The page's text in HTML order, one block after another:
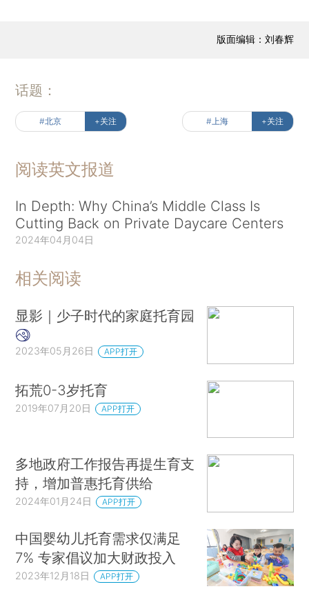
版面编辑：刘春辉
话题：
#北京 +关注 #上海 +关注
阅读英文报道
In Depth: Why China’s Middle Class Is
Cutting Back on Private Daycare Centers
2024年04月04日
相关阅读
显影｜少子时代的家庭托育园
2023年05月26日 APP打开
拓荒0-3岁托育
2019年07月20日 APP打开
多地政府工作报告再提生育支
持，增加普惠托育供给
2024年01月24日 APP打开
中国婴幼儿托育需求仅满足
7% 专家倡议加大财政投入
2023年12月18日 APP打开